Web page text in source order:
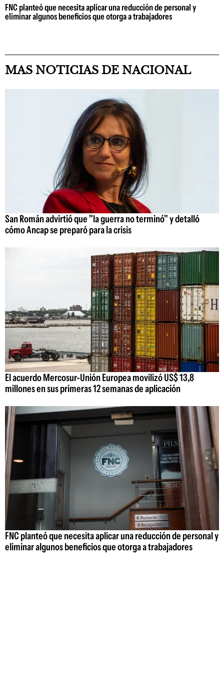
FNC planteó que necesita aplicar una reducción de personal y
eliminar algunos beneficios que otorga a trabajadores
MAS NOTICIAS DE NACIONAL
San Román advirtió que "la guerra no terminó" y detalló
cómo Ancap se preparó para la crisis
El acuerdo Mercosur-Unión Europea movilizó US$ 13,8
millones en sus primeras 12 semanas de aplicación
FNC planteó que necesita aplicar una reducción de personal y
eliminar algunos beneficios que otorga a trabajadores